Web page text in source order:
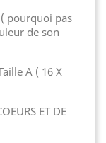
pourquoi pas
de son
A ( 16 X
ET DE